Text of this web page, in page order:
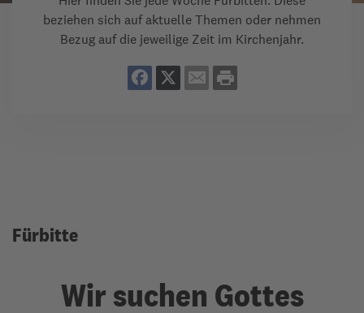
beziehen sich auf aktuelle Themen oder nehmen
Bezug auf die jeweilige Zeit im Kirchenjahr.
Fürbitte
Wir suchen Gottes